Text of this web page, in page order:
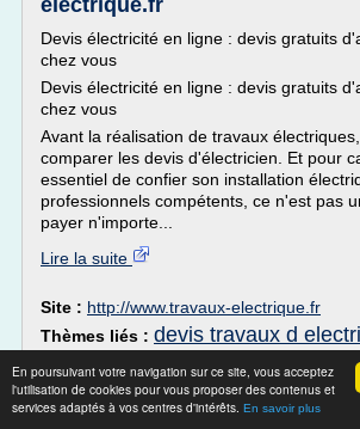
En poursuivant votre navigation sur ce site, vous acceptez
l'utilisation de cookies pour vous proposer des contenus et
services adaptés à vos centres d'intérêts. En savoir plus
electrique.fr
Devis électricité en ligne : devis gratuits
chez vous
Devis électricité en ligne : devis gratuits
chez vous
Avant la réalisation de travaux
comparer les devis d'électricien. Et pour
essentiel de confier son installation
professionnels compétents, ce n'est pas
payer n'importe...
Lire la suite
Site : http://www.travaux-electrique.fr
Thèmes liés : devis travaux d
installation electrique/prix d une
en renovation/l'electricite